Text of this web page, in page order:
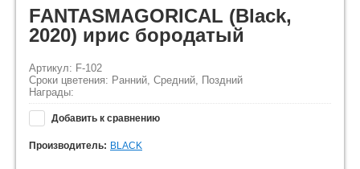
FANTASMAGORICAL (Black,
2020) ирис бородатый
Артикул: F-102
Сроки цветения: Ранний, Средний, Поздний
Награды:
Добавить к сравнению
Производитель: BLACK